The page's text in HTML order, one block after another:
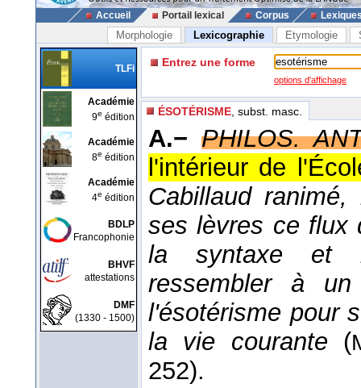
Accueil Portail lexical Corpus
Morphologie Lexicographie Etymologie
TLFi
Académie
9e édition
Académie
8e édition
Académie
4e édition
BDLP
Francophonie
BHVF
attestations
DMF
(1330 - 1500)
Entrez une forme
options d'affichage
ÉSOTÉRISME , subst. masc.
A.− PHILOS.
l'intérieur de
Cabillaud
ses lèvres ce flux
la syntaxe et
ressembler à
l'ésotérisme pour
la vie courante (
252).